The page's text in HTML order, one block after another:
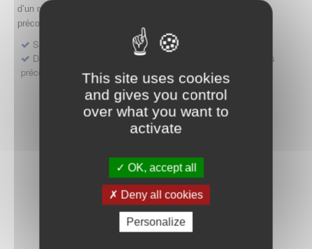
This site uses cookies
and gives you control
over what you want to
activate
OK, accept all
Deny all cookies
Personalize
d’un renouvellement, d’une modification ou d’un retrait d'accès
précoce
Sollicitation RDV pré-dépôt accès précoce pré-AMM
Déposer une demande ou faire évoluer une décision d'accès
précoce